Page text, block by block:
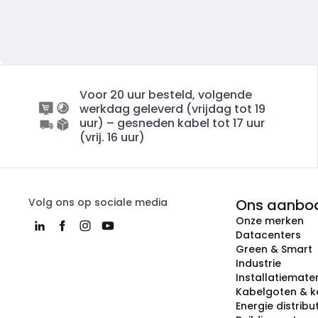
Voor 20 uur besteld, volgende
werkdag geleverd (vrijdag tot 19
uur) – gesneden kabel tot 17 uur
(vrij. 16 uur)
Volg ons op sociale media Ons
Onze merken
Datacenters
Green & Smart
Industrie
Kabelgoten &
Energie